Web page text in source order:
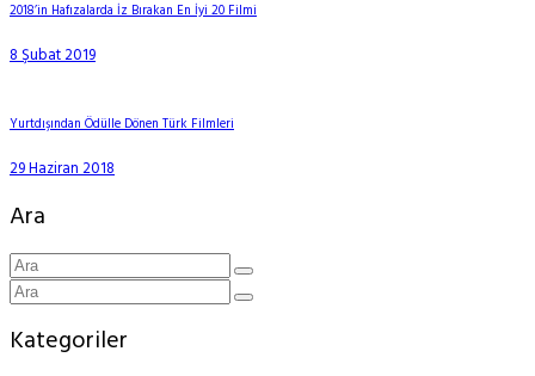
2018’in Hafızalarda İz Bırakan En İyi 20 Filmi
8 Şubat 2019
Yurtdışından Ödülle Dönen Türk Filmleri
29 Haziran 2018
Ara
Kategoriler